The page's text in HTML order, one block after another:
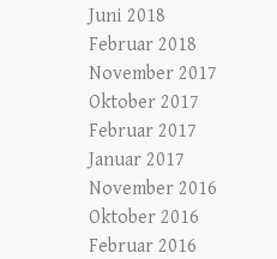
Juni 2018
Februar 2018
November 2017
Oktober 2017
Februar 2017
Januar 2017
November 2016
Oktober 2016
Februar 2016